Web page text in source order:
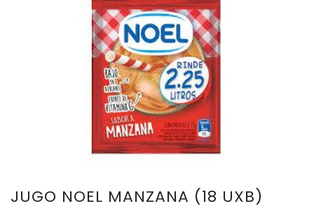
JUGO NOEL MANZANA (18 UXB)